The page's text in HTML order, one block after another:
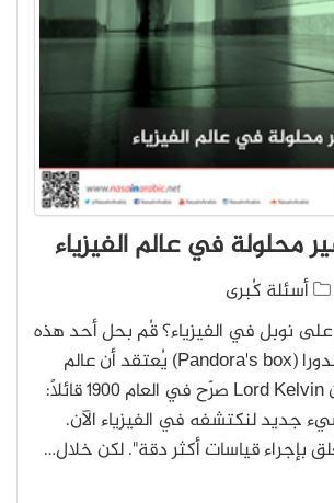
أسئلة كُبرى
نوبل في الفيزياء؟ قُم بحل أحد هذه
الألغاز! صندوق باندورا (Pandora's box) يُعتقد أن عالم
الفيزياء لورد كلفن Lord Kelvin صرّح في العام 1900 قائلاً:
جديد لنكتشفه في الفيزياء الآن.
بإجراء قياسات أكثر دقة". لكن خلال…